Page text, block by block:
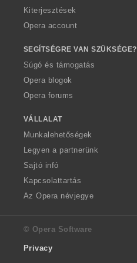
Kiterjesztések
Opera account
SEGÍTSÉGRE VAN SZÜKSÉGE?
Súgó és támogatás
Opera blogok
Opera forums
VÁLLALAT
Munkalehetőségek
Legyen a partnerünk
Sajtó infó
Kapcsolattartás
Az Opera névjegye
© Opera Software
Privacy